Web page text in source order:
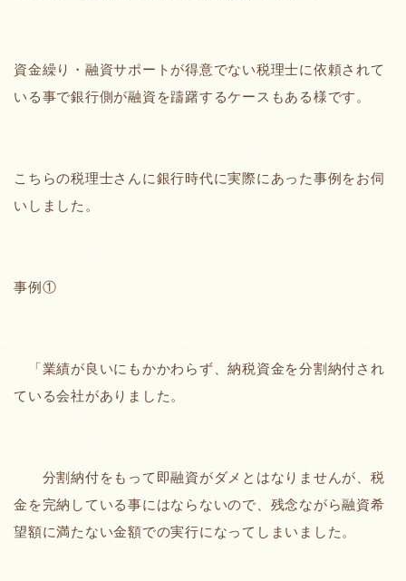
資金繰り・融資サポートが得意でない税理士に依頼されて
いる事で銀行側が融資を躊躇するケースもある様です。
こちらの税理士さんに銀行時代に実際にあった事例をお伺
いしました。
事例①
「業績が良いにもかかわらず、納税資金を分割納付され
ている会社がありました。
分割納付をもって即融資がダメとはなりませんが、税
金を完納している事にはならないので、残念ながら融資希
望額に満たない金額での実行になってしまいました。